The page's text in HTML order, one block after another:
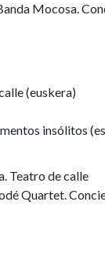
Mocosa.
(euskera)
insólitos
Teatro de calle
Quartet.